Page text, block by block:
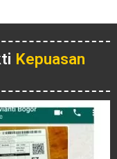
Kepuasan